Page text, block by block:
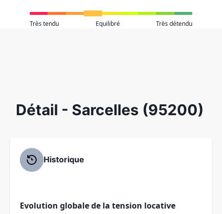
Très tendu Equilibré Très détendu
Détail - Sarcelles (95200)
Historique
Evolution globale de la tension locative